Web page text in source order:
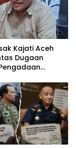
Kajati Aceh
Dugaan